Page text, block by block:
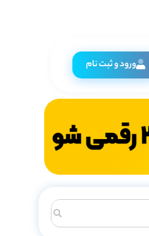
ورود و ثبت نام